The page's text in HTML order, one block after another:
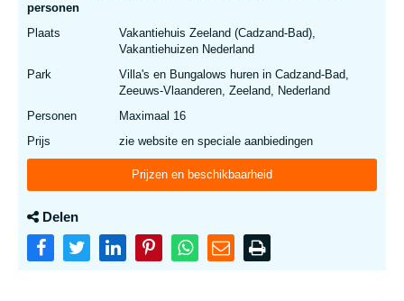
personen
Plaats
Vakantiehuis Zeeland (Cadzand-Bad),
Vakantiehuizen Nederland
Park
Villa's en Bungalows huren in Cadzand-Bad,
Zeeuws-Vlaanderen, Zeeland, Nederland
Personen
Maximaal 16
Prijs
zie website en speciale aanbiedingen
Prijzen en beschikbaarheid
Delen